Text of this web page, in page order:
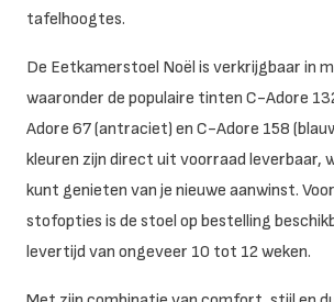
tafelhoogtes.
De Eetkamerstoel Noël is verkrijgbaar in
waaronder de populaire tinten C-Adore
Adore 67 (antraciet) en C-Adore 158
kleuren zijn direct uit voorraad leverbaar,
kunt genieten van je nieuwe aanwinst.
stofopties is de stoel op bestelling
levertijd van ongeveer 10 tot 12 weken.